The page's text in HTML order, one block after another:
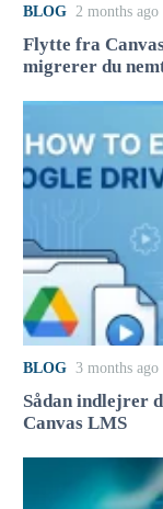
BLOG 2 months ago
Flytte fra
migrerer du
BLOG 3 months ago
Sådan indlejrer
Canvas LMS